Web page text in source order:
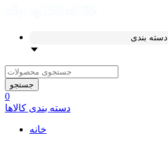
دسته بندی
جستجو
0
دسته بندی کالاها
خانه